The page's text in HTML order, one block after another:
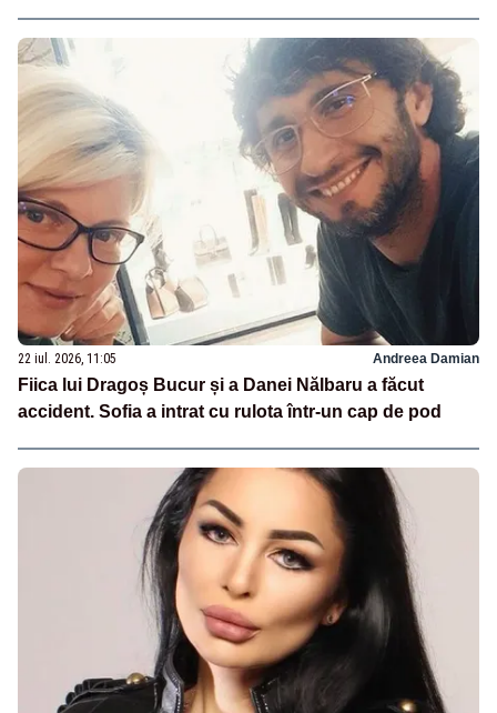
22 iul. 2026, 11:05 Andreea Damian
Fiica lui Dragoș Bucur și a Danei Nălbaru a făcut
accident. Sofia a intrat cu rulota într-un cap de pod